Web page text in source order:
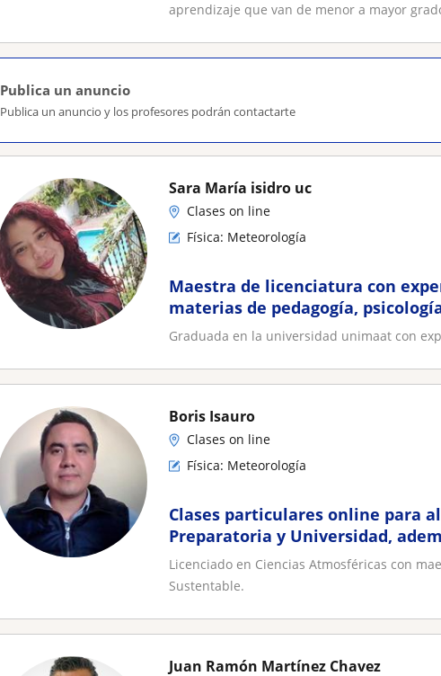
aprendizaje que van de menor a mayor
Publica un anuncio
Publica un anuncio y los profesores podrán contactarte
Sara María isidro uc
Clases on line
Física: Meteorología
Maestra de licenciatura con
materias de pedagogía,
Graduada en la universidad unimaat con
Boris Isauro
Clases on line
Física: Meteorología
Clases particulares online para
Preparatoria y Universidad,
para investigacion
Licenciado en Ciencias Atmosféricas con
Sustentable.
Juan Ramón Martínez Chavez